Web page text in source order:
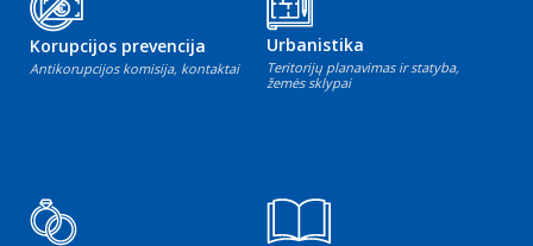
Korupcijos prevencija
Antikorupcijos komisija, kontaktai
Urbanistika
Teritorijų planavimas ir statyba,
žemės sklypai